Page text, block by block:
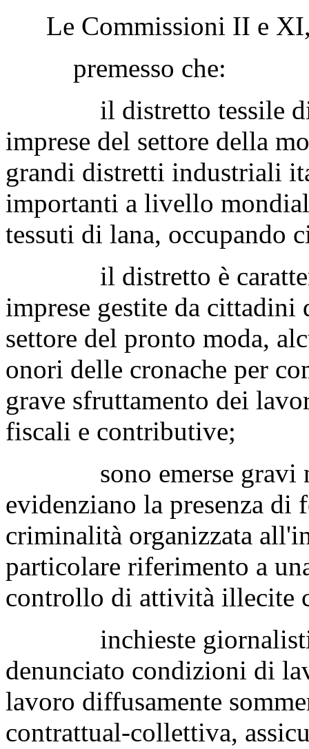
Le Commissioni II e
premesso che:
il distretto tessile di
imprese del settore della
grandi distretti industriali
importanti a livello
tessuti di lana, occupando
il distretto è
imprese gestite da
settore del pronto moda,
onori delle cronache per
grave sfruttamento dei
fiscali e contributive;
sono emerse gravi
evidenziano la presenza di
criminalità organizzata
particolare riferimento a
controllo di attività illecite
inchieste
denunciato condizioni di
lavoro diffusamente
contrattual-collettiva,